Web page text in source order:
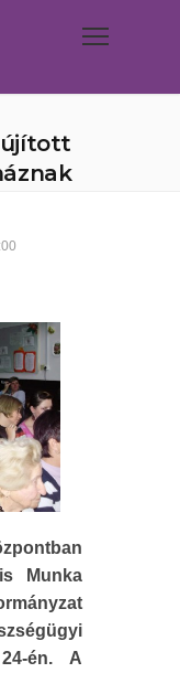
Munka
én. A